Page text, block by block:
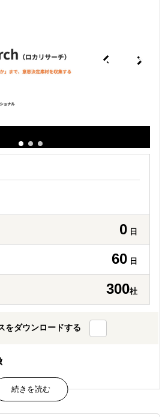
0 日
60 日
300社
をダウンロードする
るか、調査設計から一緒に定義しま
要な分だけを、必要なときに。
現地スタッフと有識者の一次情報。